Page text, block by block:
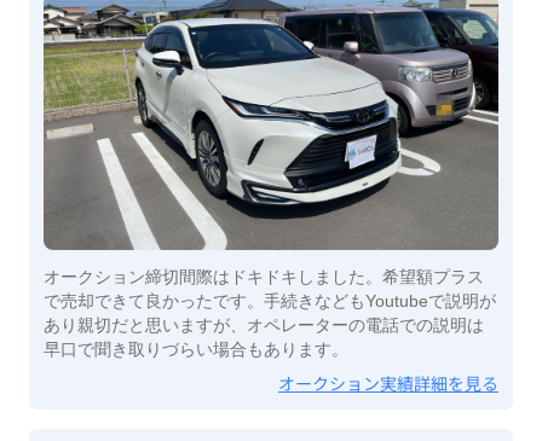
オークション締切間際はドキドキしました。希望額プラス
で売却できて良かったです。手続きなどもYoutubeで説明が
あり親切だと思いますが、オペレーターの電話での説明は
早口で聞き取りづらい場合もあります。
オークション実績詳細を見る